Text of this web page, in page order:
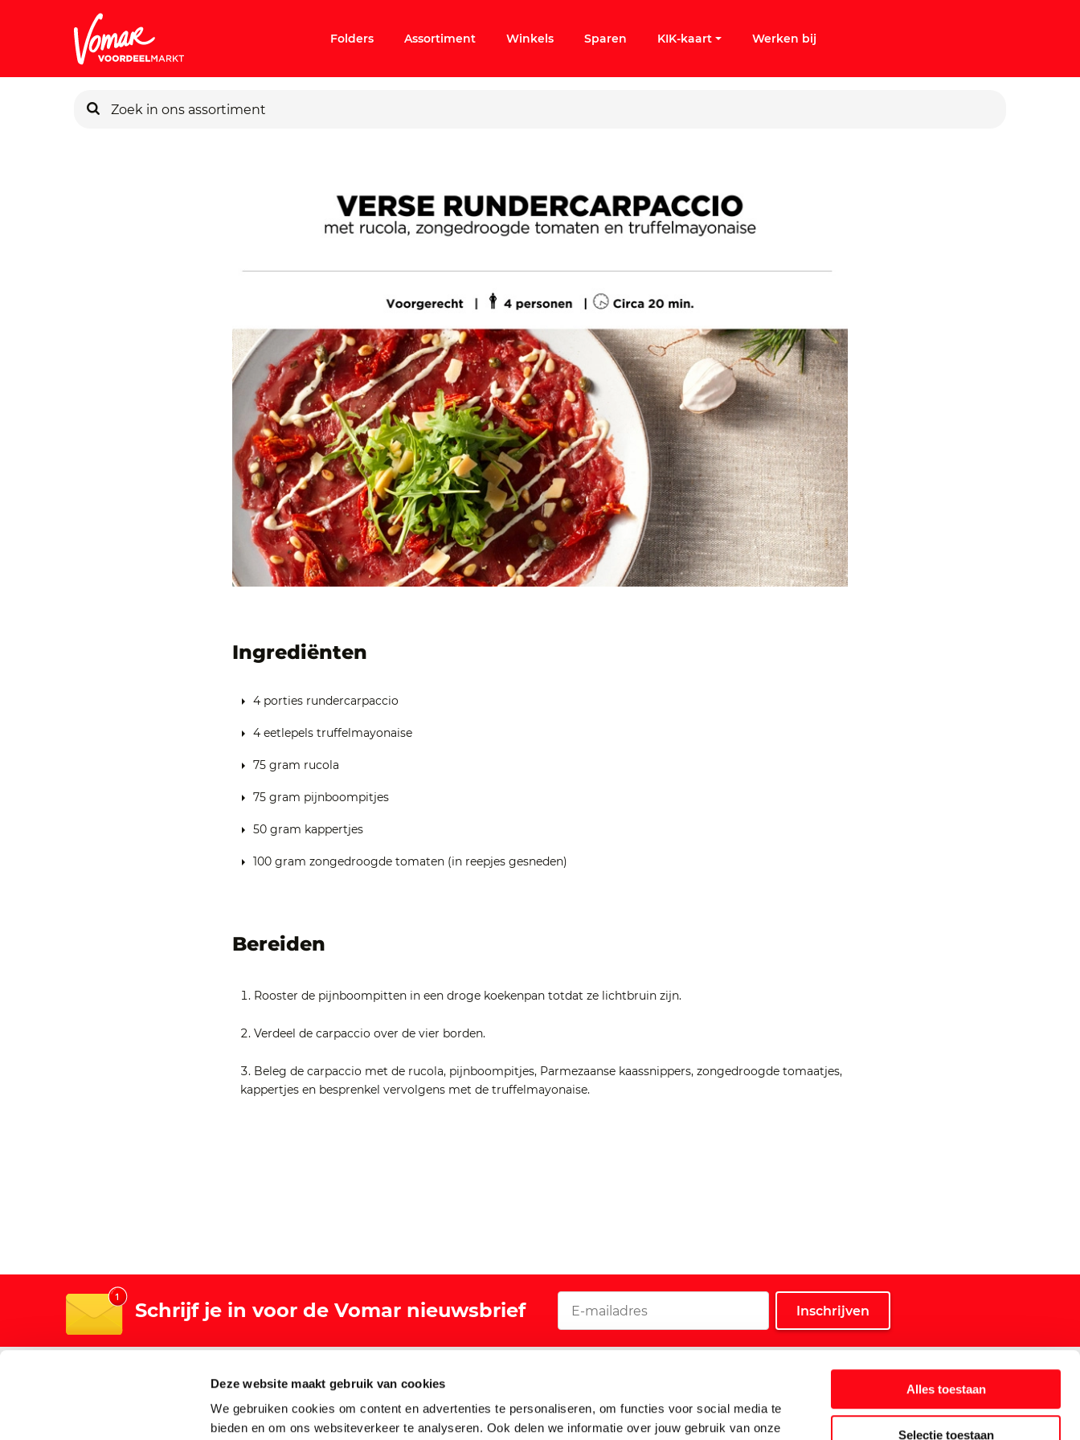
Deze website maakt gebruik van cookies
We gebruiken cookies om content en advertenties te personaliseren, om functies voor social media te
bieden en om ons websiteverkeer te analyseren. Ook delen we informatie over jouw gebruik van onze
Alles toestaan
Selectie toestaan
Persoonlijk KIK-account
Folders Assortiment Winkels Sparen KIK-kaart Werken bij
Ingrediënten
4 porties rundercarpaccio
4 eetlepels truffelmayonaise
75 gram rucola
75 gram pijnboompitjes
50 gram kappertjes
100 gram zongedroogde tomaten (in reepjes gesneden)
Bereiden
Rooster de pijnboompitten in een droge koekenpan totdat ze lichtbruin zijn.
Verdeel de carpaccio over de vier borden.
Beleg de carpaccio met de rucola, pijnboompitjes, Parmezaanse kaassnippers, zongedroogde tomaatjes,
kappertjes en besprenkel vervolgens met de truffelmayonaise.
Schrijf je in voor de Vomar nieuwsbrief
Winkels
Winkelzoeker
Folders en aanbiedingen
Walibi digitaal sparen
Klantenservice
Klant is Koning-kaart